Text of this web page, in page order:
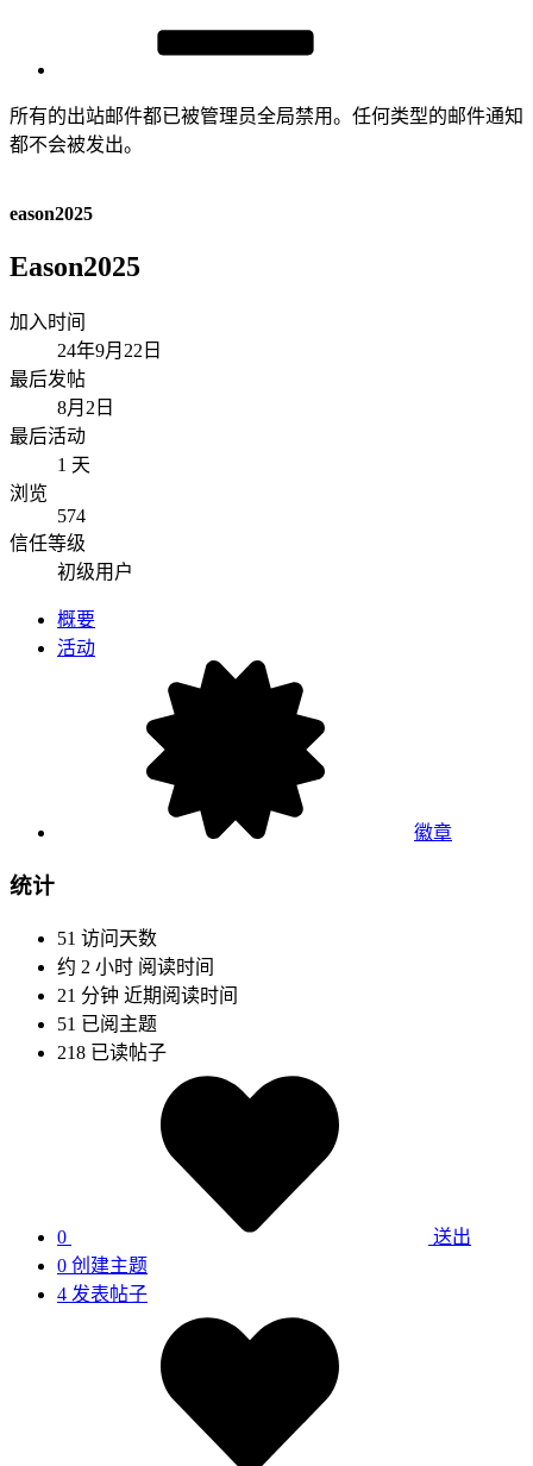
所有的出站邮件都已被管理员全局禁用。任何类型的邮件通知
都不会被发出。
eason2025
Eason2025
加入时间
24年9月22日
最后发帖
8月2日
最后活动
1 天
浏览
574
信任等级
初级用户
概要
活动
徽章
统计
51 访问天数
约 2 小时 阅读时间
21 分钟 近期阅读时间
51 已阅主题
218 已读帖子
0
送出
0 创建主题
4 发表帖子